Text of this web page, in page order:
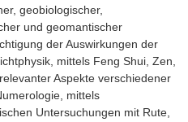
geobiologischer,
und geomantischer
der Auswirkungen der
mittels Feng Shui, Zen,
Aspekte verschiedener
mittels
Untersuchungen mit Rute,